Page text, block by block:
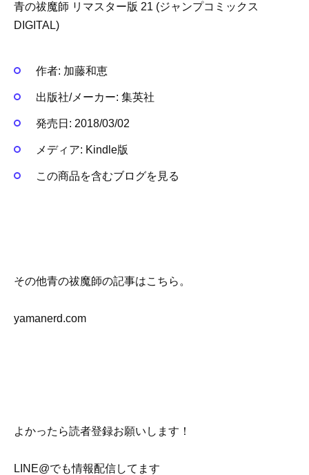
青の祓魔師 リマスター版 21 (ジャンプコミックス
DIGITAL)
作者: 加藤和恵
出版社/メーカー: 集英社
発売日: 2018/03/02
メディア: Kindle版
この商品を含むブログを見る
その他青の祓魔師の記事はこちら。
yamanerd.com
よかったら読者登録お願いします！
LINE@でも情報配信してます